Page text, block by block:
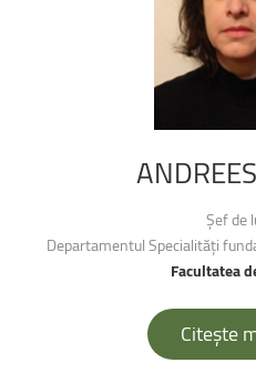
Șef de
Departamentul Specialități
Facultatea
Citește